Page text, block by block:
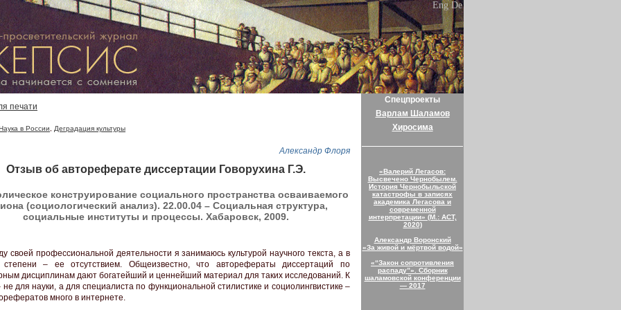
Eng De
печати
в России Деградация культуры
Александр Флоря
Отзыв об автореферате диссертации Говорухина Г.Э.
конструирование социального пространства осваиваемого
(социологический анализ). 22.00.04 – Социальная структура,
социальные институты и процессы. Хабаровск, 2009.
своей профессиональной деятельности я занимаюсь культурой научного текста, а в
– ее отсутствием. Общеизвестно, что авторефераты диссертаций по
дисциплинам дают богатейший и ценнейший материал для таких исследований. К
не для науки, а для специалиста по функциональной стилистике и социолингвистике –
много в интернете.
Спецпроекты
Варлам Шаламов
Хиросима
«Валерий Легасов:
Высвечено Чернобылем.
История Чернобыльской
катастрофы в записях
академика Легасова и
современной
интерпретации» (М.: АСТ,
2020)
Александр Воронский
«За живой и мёртвой водой»
«“Закон сопротивления
распаду”». Сборник
шаламовской конференции
— 2017